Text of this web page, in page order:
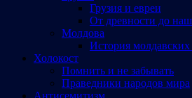
Грузия и евреи
От древности до
Молдова
История молдавских
Холокост
Помнить и не забывать
Праведники народов мира
Антисемитизм